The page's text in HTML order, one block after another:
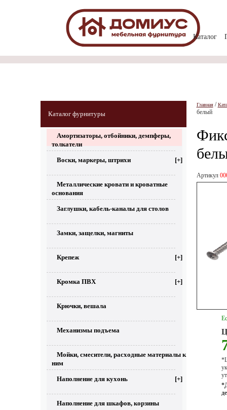
Каталог
Каталог фурнитуры
Амортизаторы, отбойники, демпферы,
толкатели
Воски, маркеры, штрихи [+]
Металлические кровати и кроватные
основания
Заглушки, кабель-каналы для столов
Замки, защелки, магниты
Крепеж [+]
Кромка ПВХ [+]
Крючки, вешала
Механизмы подъема
Мойки, смесители, расходные материалы к
ним
Наполнение для кухонь [+]
Наполнение для шкафов, корзины
Главная/
белый
Артикул